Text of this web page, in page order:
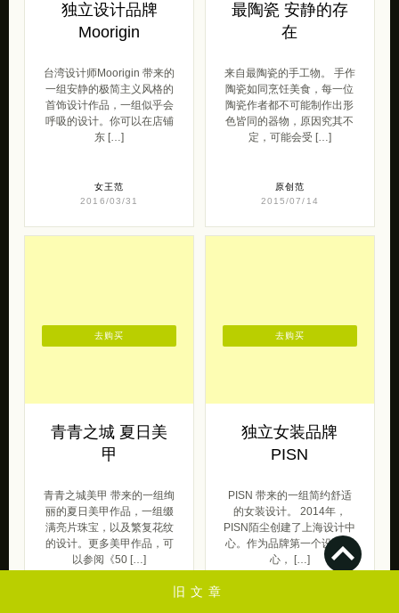
旧文章
独立设计品牌
Moorigin
台湾设计师Moorigin 带来的
一组安静的极简主义风格的
首饰设计作品，一组似乎会
呼吸的设计。你可以在店铺
东 […]
女王范
2016/03/31
最陶瓷 安静的存
在
来自最陶瓷的手工物。 手作
陶瓷如同烹饪美食，每一位
陶瓷作者都不可能制作出形
色皆同的器物，原因究其不
定，可能会受 […]
原创范
2015/07/14
青青之城 夏日美
甲
青青之城美甲 带来的一组绚
丽的夏日美甲作品，一组缀
满亮片珠宝，以及繁复花纹
的设计。更多美甲作品，可
以参阅《50 […]
去购买
独立女装品牌
PISN
PISN 带来的一组简约舒适
的女装设计。 2014年，
PISN陌尘创建了上海设计中
心。作为品牌第一个设计中
心， […]
去购买